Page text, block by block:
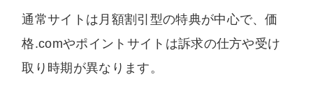
通常サイトは月額割引型の特典が中心で、価
格.comやポイントサイトは訴求の仕方や受け
取り時期が異なります。